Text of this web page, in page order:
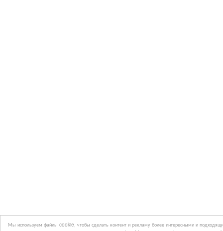
Мы используем файлы cookie, чтобы сделать контент и рекламу более интересными и